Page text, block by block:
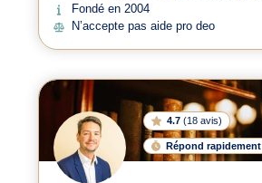
Fondé en 2004
N’accepte pas aide pro deo
4.7 (18 avis)
Répond rapidement